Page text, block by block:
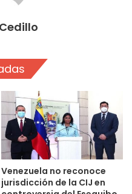
Venezuela no reconoce
jurisdicción de la CIJ en